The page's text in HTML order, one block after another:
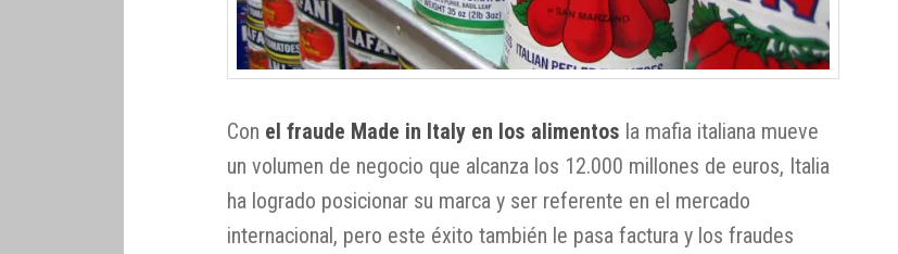
Con el fraude Made in Italy en los alimentos la mafia italiana mueve
un volumen de negocio que alcanza los 12.000 millones de euros, Italia
ha logrado posicionar su marca y ser referente en el mercado
internacional, pero este éxito también le pasa factura y los fraudes